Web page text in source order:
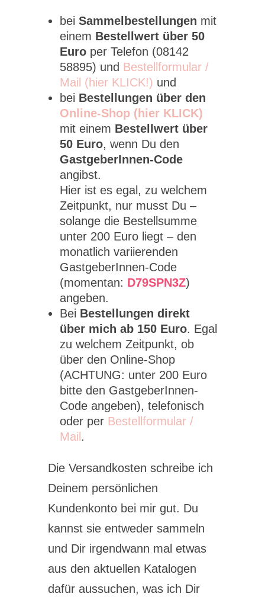
bei Sammelbestellungen mit
einem Bestellwert über 50
Euro per Telefon (08142
58895) und Bestellformular /
Mail (hier KLICK!) und
bei Bestellungen über den
Online-Shop (hier KLICK)
mit einem Bestellwert über
50 Euro, wenn Du den
GastgeberInnen-Code
angibst.
Hier ist es egal, zu welchem
Zeitpunkt, nur musst Du –
solange die Bestellsumme
unter 200 Euro liegt – den
monatlich variierenden
GastgeberInnen-Code
(momentan: D79SPN3Z)
angeben.
Bei Bestellungen direkt
über mich ab 150 Euro. Egal
zu welchem Zeitpunkt, ob
über den Online-Shop
(ACHTUNG: unter 200 Euro
bitte den GastgeberInnen-
Code angeben), telefonisch
oder per Bestellformular /
Mail .
Die Versandkosten schreibe ich
Deinem persönlichen
Kundenkonto bei mir gut. Du
kannst sie entweder sammeln
und Dir irgendwann mal etwas
aus den aktuellen Katalogen
dafür aussuchen, was ich Dir